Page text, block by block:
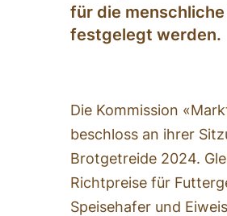
für die
festgelegt werden.
Die Kommission
beschloss an ihrer
Brotgetreide 2024.
Richtpreise für
Speisehafer und